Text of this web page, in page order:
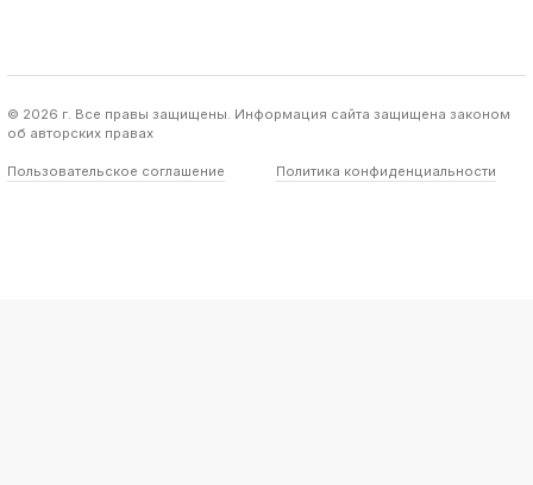
© 2026 г. Все правы защищены. Информация сайта защищена законом
об авторских правах
Пользовательское соглашение Политика конфиденциальности